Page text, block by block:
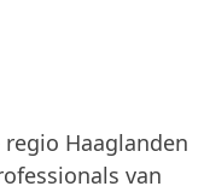
Haaglanden
van